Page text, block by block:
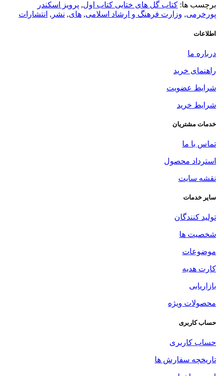
برچسب ها: کتاب گل های ختایی کتاب اول, پرویز اسکندر
پورخرمی, وزارت فرهنگ و ارشاد اسلامی, های, نشر , انتشارات
اطلاعات
درباره ما
راهنمای خرید
شرایط عضویت
شرایط خرید
خدمات مشتریان
تماس با ما
استرداد محصول
نقشه سایت
سایر خدمات
تولید کنندگان
شخصیت ها
موضوعات
کارت هدیه
بازاریابی
محصولات ویژه
حساب کاربری
حساب کاربری
تاریخچه سفارش ها